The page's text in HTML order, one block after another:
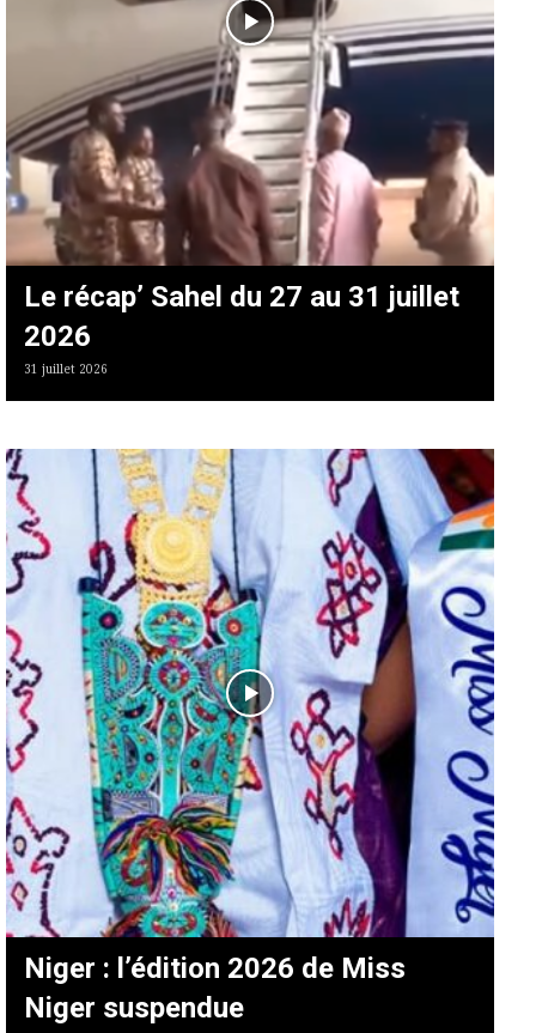
Le récap’ Sahel du 27 au 31 juillet
2026
31 juillet 2026
Niger : l’édition 2026 de Miss
Niger suspendue